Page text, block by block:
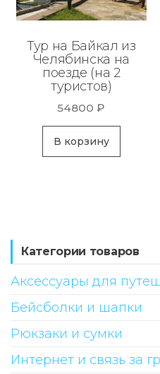
Тур на Байкал из
Челябинска на
поезде (на 2
туристов)
54800₽
В корзину
Категории товаров
Аксессуары для
Бейсболки и шапки
Рюкзаки и сумки
Интернет и связь за